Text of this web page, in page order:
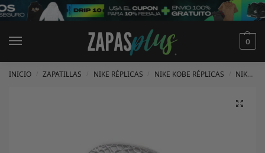
0
INICIO ZAPATILLAS NIKE RÉPLICAS NIKE KOBE RÉPLICAS NIKE KOBE 6 RÉPLICAS